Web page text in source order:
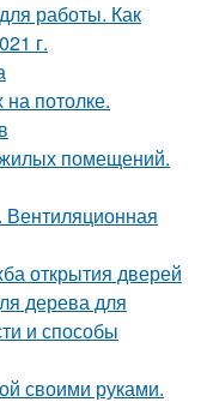
работы. Как
г.
на потолке.
жилых помещений.
открытия дверей
дерева для
и способы
своими руками.